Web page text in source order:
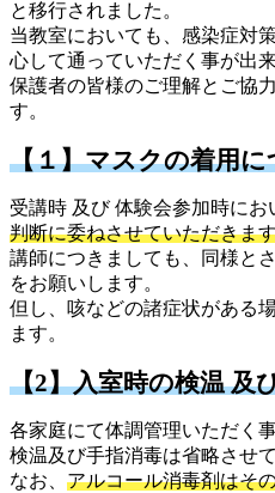
と移行されました。
当教室においても、感染症対
心して通っていただく事が出
保護者の皆様のご理解とご協
す。
【１】マスクの着用に
受講時 及び 体験会参加時にお
判断に委ねさせていただきま
講師につきましても、同様と
をお願いします。
但し、咳などの諸症状がある
ます。
【2】入室時の検温 及
各家庭にて体調管理いただく
検温及び手指消毒は省略させ
なお、 アルコール消毒剤はそ